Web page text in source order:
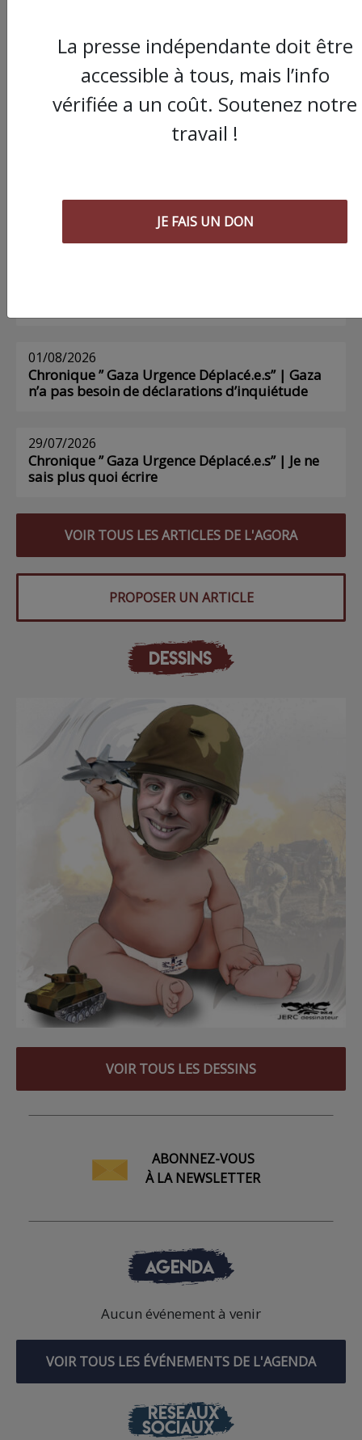
Commander le dernier numéro papier du
Poing !
Voir tous les numéros papier
AGORA
01/08/2026
Chronique ” Gaza Urgence Déplacé.e.s” | Gaza
n’a pas besoin de déclarations d’inquiétude
29/07/2026
Chronique ” Gaza Urgence Déplacé.e.s” | Je ne
sais plus quoi écrire
VOIR TOUS LES ARTICLES DE L'AGORA
PROPOSER UN ARTICLE
DESSINS
VOIR TOUS LES DESSINS
ABONNEZ-VOUS
À LA NEWSLETTER
AGENDA
Aucun événement à venir
VOIR TOUS LES ÉVÉNEMENTS DE L'AGENDA
RÉSEAUX
SOCIAUX
La presse indépendante doit être
accessible à tous, mais l’info
vérifiée a un coût. Soutenez notre
travail !
JE FAIS UN DON